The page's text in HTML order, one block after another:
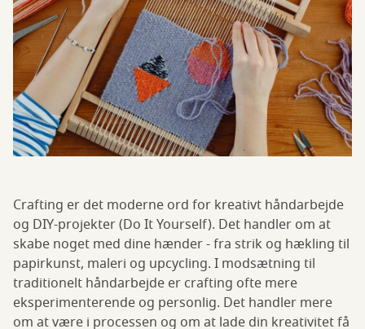
Crafting er det moderne ord for kreativt håndarbejde
og DIY-projekter (Do It Yourself). Det handler om at
skabe noget med dine hænder - fra strik og hækling til
papirkunst, maleri og upcycling. I modsætning til
traditionelt håndarbejde er crafting ofte mere
eksperimenterende og personlig. Det handler mere
om at være i processen og om at lade din kreativitet få